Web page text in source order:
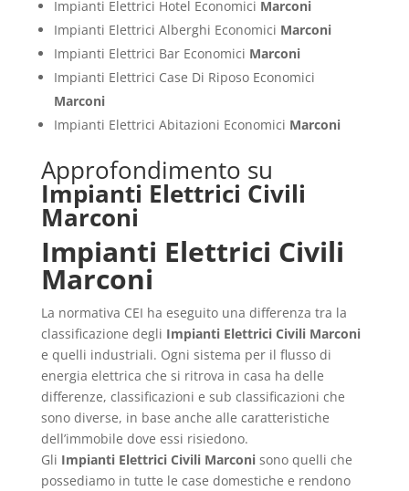
Impianti Elettrici Hotel Economici Marconi
Impianti Elettrici Alberghi Economici Marconi
Impianti Elettrici Bar Economici Marconi
Impianti Elettrici Case Di Riposo Economici
Marconi
Impianti Elettrici Abitazioni Economici Marconi
Approfondimento su
Impianti Elettrici Civili
Marconi
Impianti Elettrici Civili
Marconi
La normativa CEI ha eseguito una differenza tra la
classificazione degli Impianti Elettrici Civili Marconi
e quelli industriali. Ogni sistema per il flusso di
energia elettrica che si ritrova in casa ha delle
differenze, classificazioni e sub classificazioni che
sono diverse, in base anche alle caratteristiche
dell’immobile dove essi risiedono.
Gli Impianti Elettrici Civili Marconisono quelli che
possediamo in tutte le case domestiche e rendono